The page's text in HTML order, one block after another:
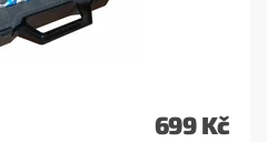
699 Kč